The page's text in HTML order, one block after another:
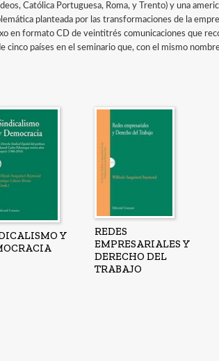
Católica Portuguesa, Roma, y Trento) y una
planteada por las transformaciones de la
en formato CD de veintitrés comunicaciones que
cinco países en el seminario que, con el mismo
Y
REDES
EMPRESARIALES Y
DERECHO DEL
TRABAJO